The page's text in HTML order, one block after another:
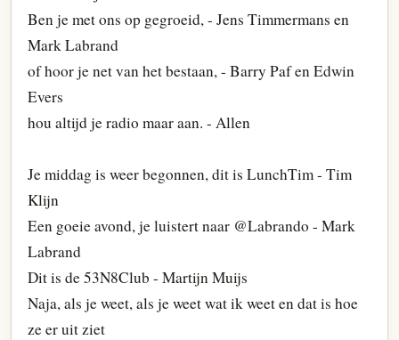
Ben je met ons op gegroeid, - Jens Timmermans en
Mark Labrand
of hoor je net van het bestaan, - Barry Paf en Edwin
Evers
hou altijd je radio maar aan. - Allen
Je middag is weer begonnen, dit is LunchTim - Tim
Klijn
Een goeie avond, je luistert naar @Labrando - Mark
Labrand
Dit is de 53N8Club - Martijn Muijs
Naja, als je weet, als je weet wat ik weet en dat is hoe
ze er uit ziet